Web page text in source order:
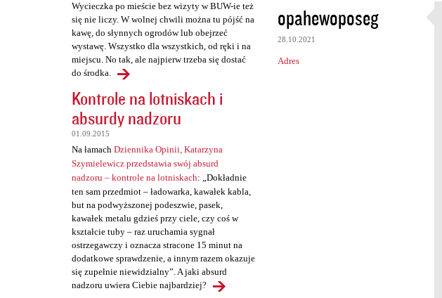
Wycieczka po mieście bez wizyty w BUW-ie też
się nie liczy. W wolnej chwili można tu pójść na
kawę, do słynnych ogrodów lub obejrzeć
wystawę. Wszystko dla wszystkich, od ręki i na
miejscu. No tak, ale najpierw trzeba się dostać
do środka.
Kontrole na lotniskach i
absurdy nadzoru
01.09.2015
Na łamach Dziennika Opinii, Katarzyna
Szymielewicz przedstawia swój absurd
nadzoru – kontrole na lotniskach: „Dokładnie
ten sam przedmiot – ładowarka, kawałek kabla,
but na podwyższonej podeszwie, pasek,
kawałek metalu gdzieś przy ciele, czy coś w
kształcie tuby – raz uruchamia sygnał
ostrzegawczy i oznacza stracone 15 minut na
dodatkowe sprawdzenie, a innym razem okazuje
się zupełnie niewidzialny”. A jaki absurd
nadzoru uwiera Ciebie najbardziej?
opahewoposeg
28.10.2021
Adres